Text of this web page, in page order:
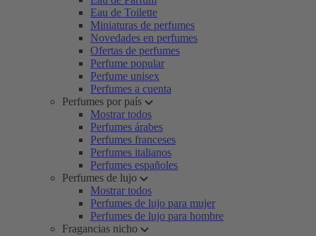
Eau de Toilette
Miniaturas de perfumes
Novedades en perfumes
Ofertas de perfumes
Perfume popular
Perfume unisex
Perfumes a cuenta
Perfumes por país
Mostrar todos
Perfumes árabes
Perfumes franceses
Perfumes italianos
Perfumes españoles
Perfumes de lujo
Mostrar todos
Perfumes de lujo para mujer
Perfumes de lujo para hombre
Fragancias nicho